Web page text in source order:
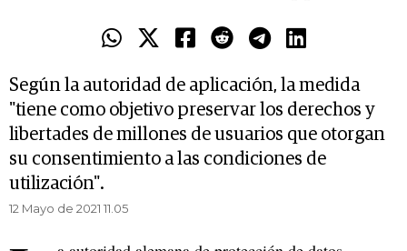
Según la autoridad de aplicación, la medida
"tiene como objetivo preservar los derechos y
libertades de millones de usuarios que otorgan
su consentimiento a las condiciones de
utilización".
12 Mayo de 2021 11.05